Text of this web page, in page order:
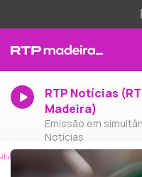
RTP Notícias
Madeira)
Emissão em
Notícias